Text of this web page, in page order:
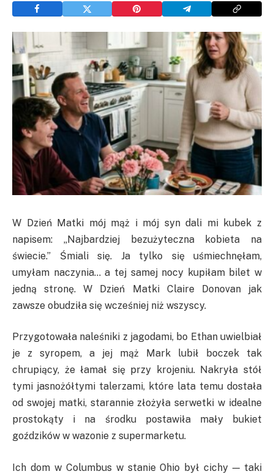
W Dzień Matki mój mąż i mój syn dali mi kubek z
napisem: „Najbardziej bezużyteczna kobieta na
świecie.” Śmiali się. Ja tylko się uśmiechnęłam,
umyłam naczynia… a tej samej nocy kupiłam bilet w
jedną stronę. W Dzień Matki Claire Donovan jak
zawsze obudziła się wcześniej niż wszyscy.
Przygotowała naleśniki z jagodami, bo Ethan uwielbiał
je z syropem, a jej mąż Mark lubił boczek tak
chrupiący, że łamał się przy krojeniu. Nakryła stół
tymi jasnożółtymi talerzami, które lata temu dostała
od swojej matki, starannie złożyła serwetki w idealne
prostokąty i na środku postawiła mały bukiet
goździków w wazonie z supermarketu.
Ich dom w Columbus w stanie Ohio był cichy — taki